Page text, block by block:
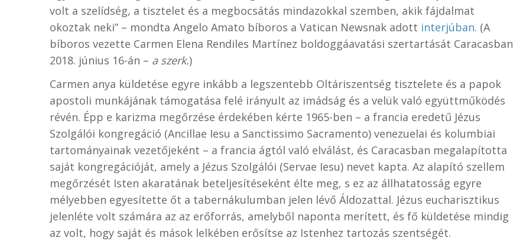
volt a szelídség, a tisztelet és a megbocsátás mindazokkal szemben, akik fájdalmat
okoztak neki” – mondta Angelo Amato bíboros a Vatican Newsnak adott interjúban. (A
bíboros vezette Carmen Elena Rendiles Martínez boldoggáavatási szertartását Caracasban
2018. június 16-án – a szerk.)
Carmen anya küldetése egyre inkább a legszentebb Oltáriszentség tisztelete és a papok
apostoli munkájának támogatása felé irányult az imádság és a velük való együttműködés
révén. Épp e karizma megőrzése érdekében kérte 1965-ben – a francia eredetű Jézus
Szolgálói kongregáció (Ancillae Iesu a Sanctissimo Sacramento) venezuelai és kolumbiai
tartományainak vezetőjeként – a francia ágtól való elválást, és Caracasban megalapította
saját kongregációját, amely a Jézus Szolgálói (Servae Iesu) nevet kapta. Az alapító szellem
megőrzését Isten akaratának beteljesítéseként élte meg, s ez az állhatatosság egyre
mélyebben egyesítette őt a tabernákulumban jelen lévő Áldozattal. Jézus eucharisztikus
jelenléte volt számára az az erőforrás, amelyből naponta merített, és fő küldetése mindig
az volt, hogy saját és mások lelkében erősítse az Istenhez tartozás szentségét.